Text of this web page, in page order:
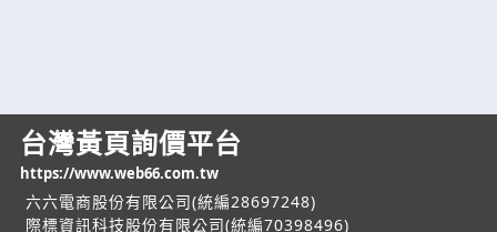
台灣黃頁詢價平台
https://www.web66.com.tw
六六電商股份有限公司(統編28697248)
際標資訊科技股份有限公司(統編70398496)